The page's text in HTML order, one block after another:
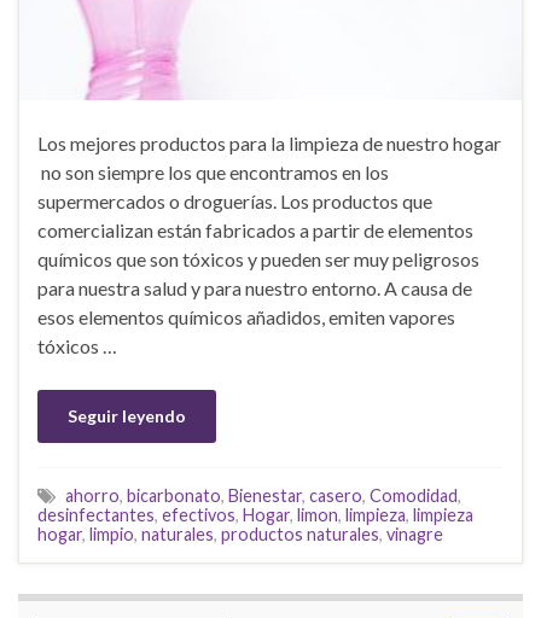
Los mejores productos para la limpieza de nuestro hogar
no son siempre los que encontramos en los
supermercados o droguerías. Los productos que
comercializan están fabricados a partir de elementos
químicos que son tóxicos y pueden ser muy peligrosos
para nuestra salud y para nuestro entorno. A causa de
esos elementos químicos añadidos, emiten vapores
tóxicos …
Seguir leyendo
ahorro, bicarbonato, Bienestar, casero, Comodidad,
desinfectantes, efectivos, Hogar, limon, limpieza, limpieza
hogar, limpio, naturales, productos naturales, vinagre